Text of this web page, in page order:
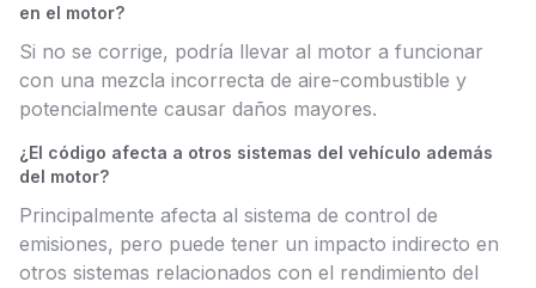
en el motor?
Si no se corrige, podría llevar al motor a funcionar
con una mezcla incorrecta de aire-combustible y
potencialmente causar daños mayores.
¿El código afecta a otros sistemas del vehículo además
del motor?
Principalmente afecta al sistema de control de
emisiones, pero puede tener un impacto indirecto en
otros sistemas relacionados con el rendimiento del